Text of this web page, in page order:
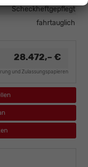
Scheckheftgepflegt
fahrtauglich
28.472,– €
und Zulassungspapieren